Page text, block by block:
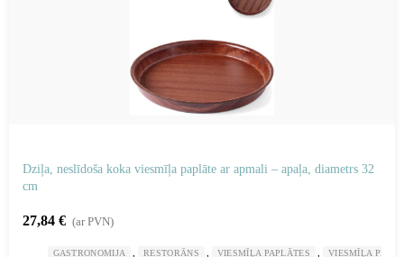
Dziļa, neslīdoša koka viesmīļa paplāte ar apmali – apaļa, diametrs 32
cm
27,84 € (ar PVN)
GASTRONOMIJA RESTORĀNS VIESMĪĻA PAPLĀTES VIESMĪĻA